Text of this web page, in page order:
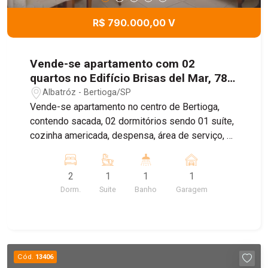
R$ 790.000,00 V
Vende-se apartamento com 02
quartos no Edifício Brisas del Mar, 78
m² - Parque Estoril, Bertioga, /SP
Albatróz - Bertioga/SP
Vende-se apartamento no centro de Bertioga,
contendo sacada, 02 dormitórios sendo 01 suíte,
cozinha americada, despensa, área de serviço, 01
para o mar
2
Dorm.
1
Suite
1
Banho
1
Garagem
Cód. 13406